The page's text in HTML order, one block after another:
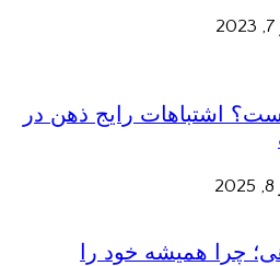
اشتباهات رایج ذهن در
چرا همیشه خود را